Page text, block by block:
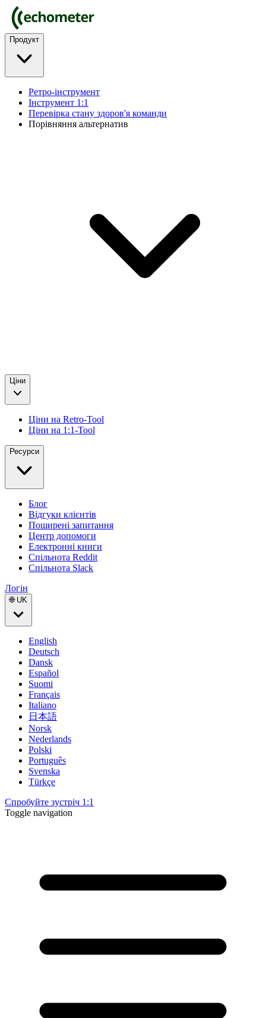
Продукт
Ретро-інструмент
Інструмент 1:1
Перевірка стану здоров'я команди
Порівняння альтернатив
Ціни
Ціни на Retro-Tool
Ціни на 1:1-Tool
Ресурси
Блог
Відгуки клієнтів
Поширені запитання
Центр допомоги
Електронні книги
Спільнота Reddit
Спільнота Slack
Логін
🌐 UK
English
Deutsch
Dansk
Español
Suomi
Français
Italiano
日本語
Norsk
Nederlands
Polski
Português
Svenska
Türkçe
Спробуйте зустріч 1:1
Toggle navigation